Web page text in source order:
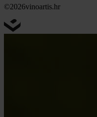
©2026vinoartis.hr